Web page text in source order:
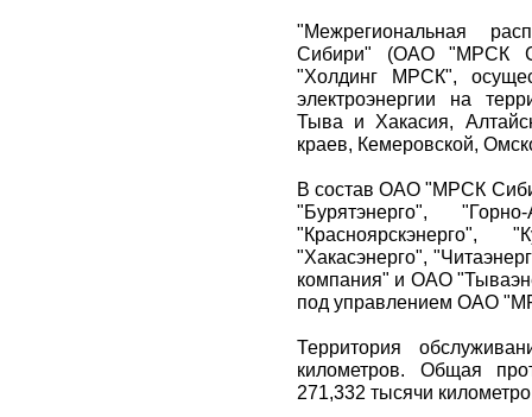
"Межрегиональная
Сибири" (ОАО "МРСК
"Холдинг МРСК",
электроэнергии на
Тыва и Хакасия,
краев, Кемеровской,
В состав ОАО "МРСК
"Бурятэнерго",
"Красноярскэнерго",
"Хакасэнерго",
компания" и ОАО
под управлением ОАО
Территория
километров. Общая
271,332 тысячи